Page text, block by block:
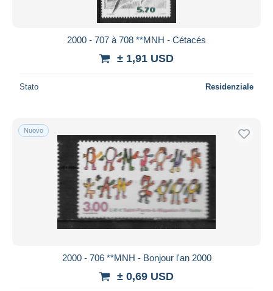
2000 - 707 à 708 **MNH - Cétacés
± 1,91 USD
Stato Residenziale
Nuovo
2000 - 706 **MNH - Bonjour l'an 2000
± 0,69 USD